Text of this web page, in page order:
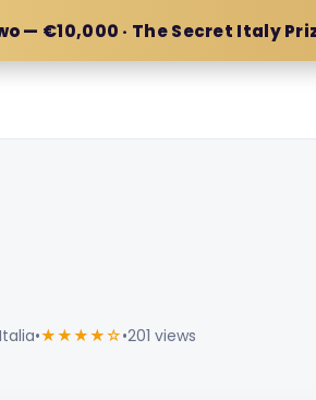
— €10,000 · The Secret Italy
•★★★★☆•201 views